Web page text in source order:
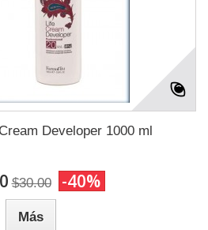
Developer 1000 ml
$30.00 -40%
Más